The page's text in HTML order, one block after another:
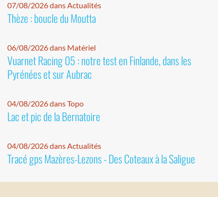
07/08/2026 dans Actualités
Thèze : boucle du Moutta
06/08/2026 dans Matériel
Vuarnet Racing 05 : notre test en Finlande, dans les
Pyrénées et sur Aubrac
04/08/2026 dans Topo
Lac et pic de la Bernatoire
04/08/2026 dans Actualités
Tracé gps Mazères-Lezons - Des Coteaux à la Saligue